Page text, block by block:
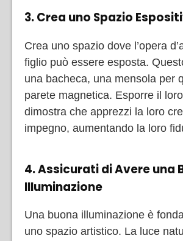
3. Crea uno Spazio
Crea uno spazio dove l’opera
figlio può essere esposta.
una bacheca, una mensola per
parete magnetica. Esporre il
dimostra che apprezzi la loro
impegno, aumentando la loro
4. Assicurati di Avere una
Illuminazione
Una buona illuminazione è
uno spazio artistico. La luce